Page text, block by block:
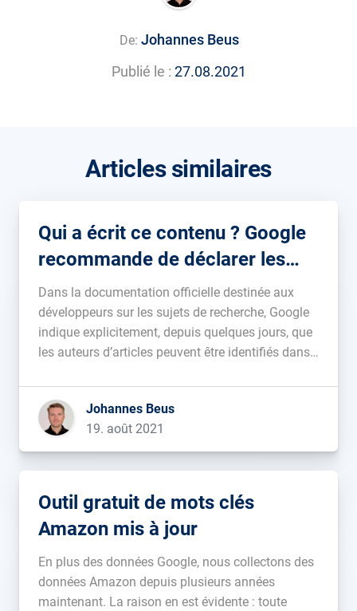
De: Johannes Beus
Publié le : 27.08.2021
Articles similaires
Qui a écrit ce contenu ? Google
recommande de déclarer les
auteurs dans le balisage
Dans la documentation officielle destinée aux
développeurs sur les sujets de recherche, Google
indique explicitement, depuis quelques jours, que
les auteurs d’articles peuvent être identifiés dans
nombreuses approches pour rendre les auteurs de
contenu […]...
Johannes Beus
19. août 2021
Outil gratuit de mots clés
Amazon mis à jour
En plus des données Google, nous collectons des
données Amazon depuis plusieurs années
maintenant. La raison en est évidente : toute